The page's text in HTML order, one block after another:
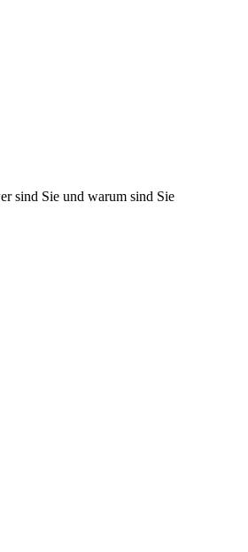
sind Sie und warum sind Sie